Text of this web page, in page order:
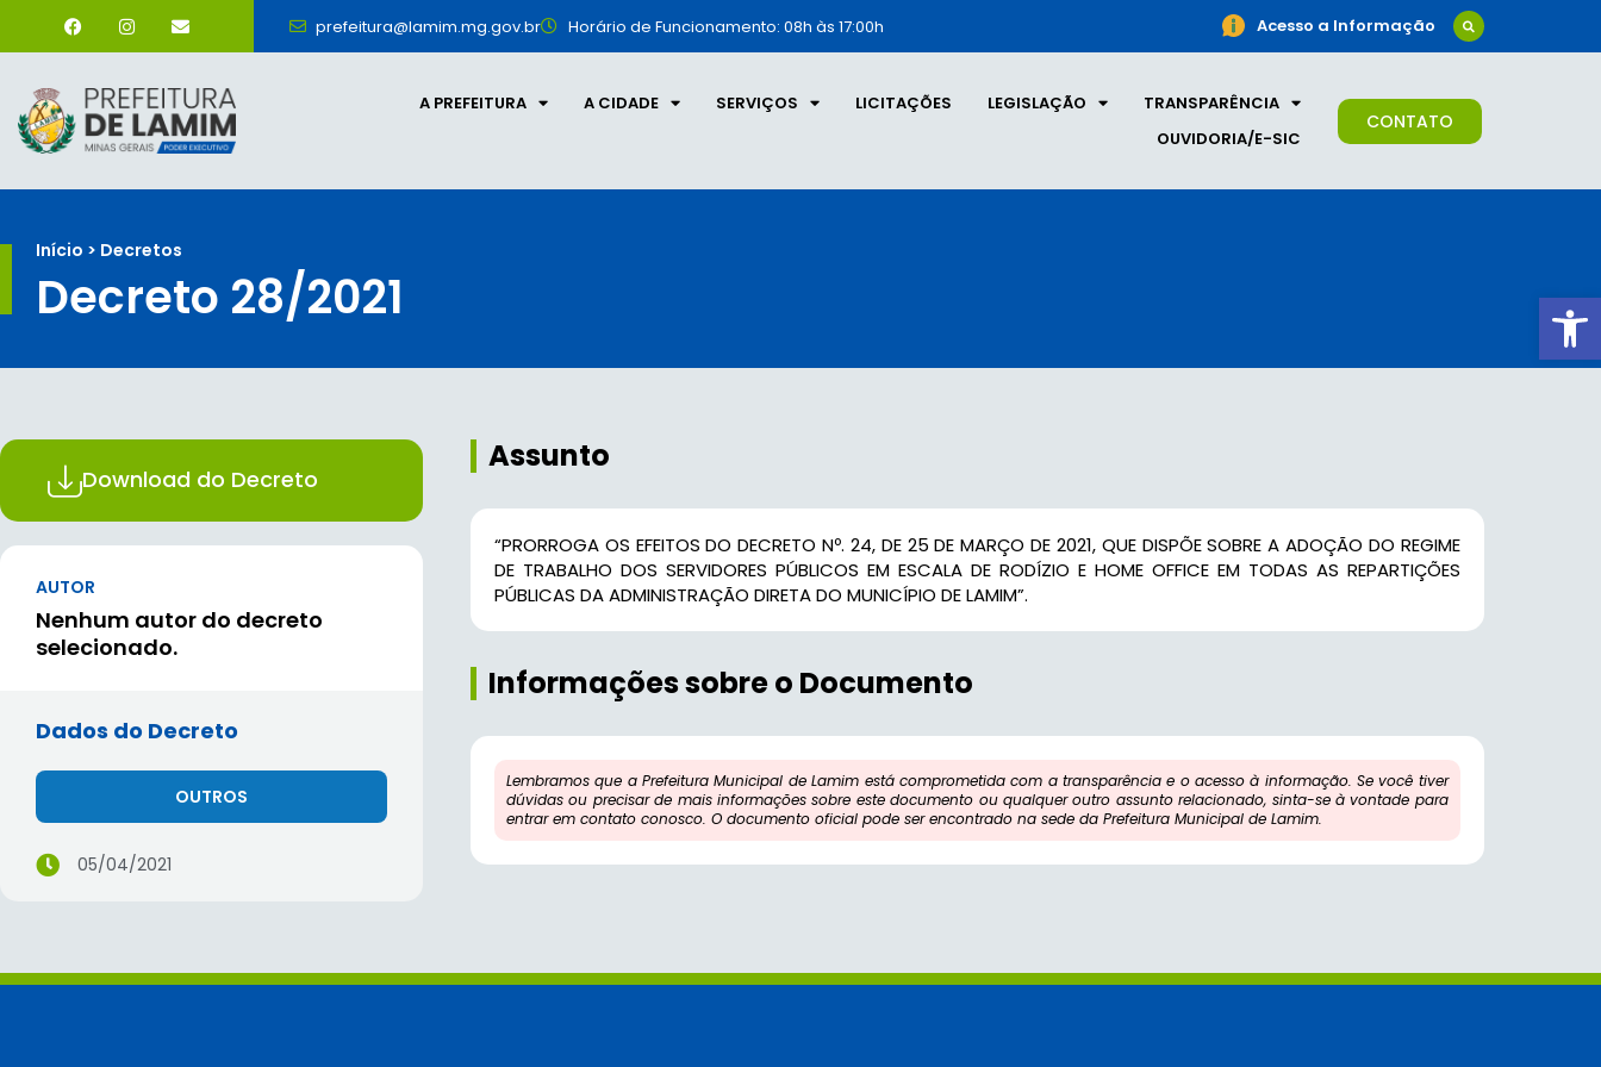
prefeitura@lamim.mg.gov.br Horário de Funcionamento: 08h às 17:00h Acesso a Informação
A PREFEITURA A CIDADE SERVIÇOS LICITAÇÕES LEGISLAÇÃO
TRANSPARÊNCIA
OUVIDORIA/E-SIC
CONTATO
Início > Decretos
Decreto 28/2021
Download do Decreto
AUTOR
Nenhum autor do decreto
selecionado.
Dados do Decreto
OUTROS
05/04/2021
Assunto
“PRORROGA OS EFEITOS DO DECRETO Nº. 24, DE 25 DE MARÇO DE 2021, QUE DISPÕE SOBRE A ADOÇÃO DO REGIME
DE TRABALHO DOS SERVIDORES PÚBLICOS EM ESCALA DE RODÍZIO E HOME OFFICE EM TODAS AS REPARTIÇÕES
PÚBLICAS DA ADMINISTRAÇÃO DIRETA DO MUNICÍPIO DE LAMIM”.
Informações sobre o Documento
Lembramos que a Prefeitura Municipal de Lamim está comprometida com a transparência e o acesso à informação. Se você tiver
dúvidas ou precisar de mais informações sobre este documento ou qualquer outro assunto relacionado, sinta-se à vontade para
entrar em contato conosco. O documento oficial pode ser encontrado na sede da Prefeitura Municipal de Lamim.